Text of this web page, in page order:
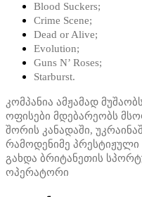
Blood Suckers;
Crime Scene;
Dead or Alive;
Evolution;
Guns N’ Roses;
Starburst.
კომპანია ამჟამად
ოფისები მდებარეობს
შორის კანადაში,
რამოდენიმე
გახდა ბრიტანეთის
ოპერატორი